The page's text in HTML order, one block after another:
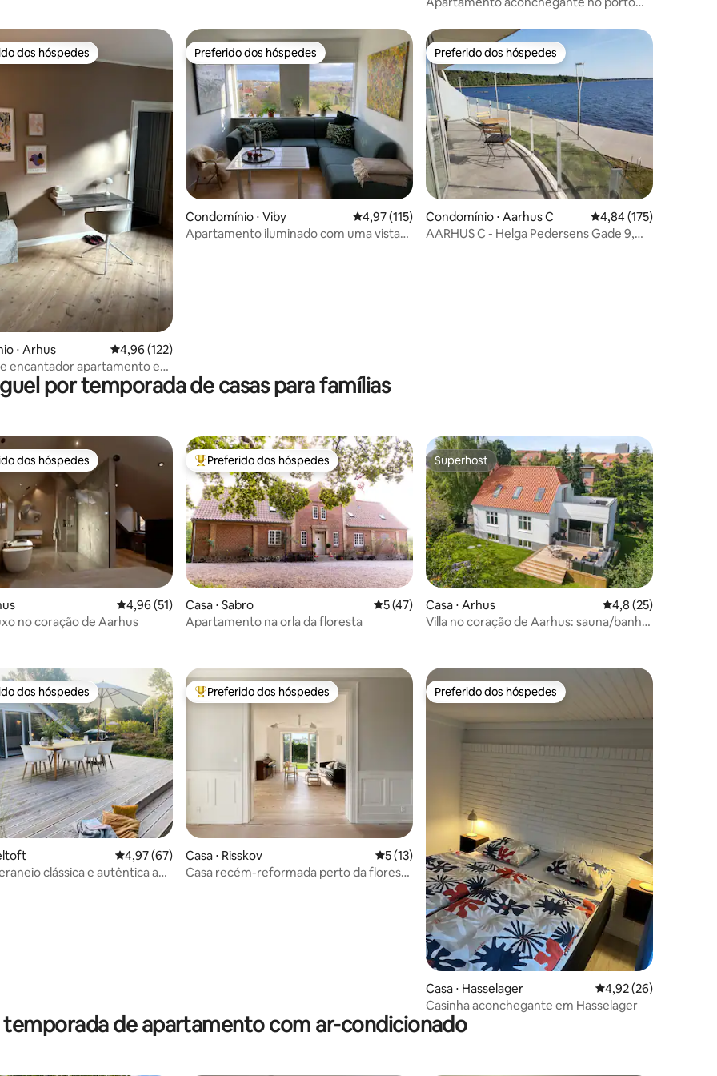
de 5, 206 avaliações
preferidos dos hóspedes
dos hóspedes
⋅ Arhus 4,96 de uma avaliação média de 5, 122 avaliações
4,96 (122)
e encantador apartamento em
varanda.
Preferido dos hóspedes
Preferido dos hóspedes
Condomínio ⋅ Viby 4,97 de uma avaliação média de 5, 115 avaliações
4,97 (115)
Apartamento iluminado com uma vista
Preferido dos hóspedes
Preferido dos hóspedes
Condomínio ⋅ Aarhus C 4,84 de uma avaliação
4,84 (175)
AARHUS C - Helga Pedersens Gade 9,
por temporada de casas para famílias
de 5, 62 avaliações
preferidos dos hóspedes
dos hóspedes
4,96 de uma avaliação média de 5, 51 avaliações
4,96 (51)
no coração de Aarhus
Entre os melhores preferidos dos hóspedes
Preferido dos hóspedes
Casa ⋅ Sabro 5 de uma avaliação média de 5, 47 avaliações
5 (47)
Apartamento na orla da floresta
Superhost
Superhost
Casa ⋅ Arhus 4,8 de uma
4,8 (25)
Villa no coração de Aarhus: sauna/banho
de 5, 31 avaliações
preferidos dos hóspedes
dos hóspedes
4,97 de uma avaliação média de 5, 67 avaliações
4,97 (67)
clássica e autêntica a
Entre os melhores preferidos dos hóspedes
Preferido dos hóspedes
Casa ⋅ Risskov 5 de uma avaliação média de 5, 13 avaliações
5 (13)
Casa recém-reformada perto da floresta
Preferido dos hóspedes
Preferido dos hóspedes
Casa ⋅ Hasselager 4,92 de uma
4,92 (26)
Casinha aconchegante em Hasselager
de apartamento com ar-condicionado